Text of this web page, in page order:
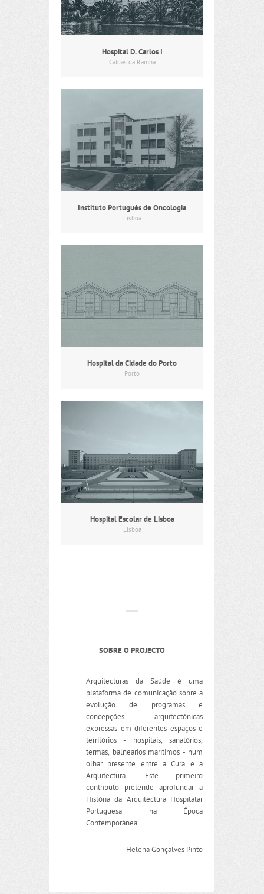
Hospital D. Carlos I
Caldas da Rainha
Instituto Português de Oncologia
Lisboa
Hospital da Cidade do Porto
Porto
Hospital Escolar de Lisboa
Lisboa
SOBRE O PROJECTO
Arquitecturas da Saúde é uma
plataforma de comunicação sobre a
evolução de programas e
concepções arquitectónicas
expressas em diferentes espaços e
territórios - hospitais, sanatórios,
termas, balneários marítimos - num
olhar presente entre a Cura e a
Arquitectura. Este primeiro
contributo pretende aprofundar a
História da Arquitectura Hospitalar
Portuguesa na Época
Contemporânea.
- Helena Gonçalves Pinto